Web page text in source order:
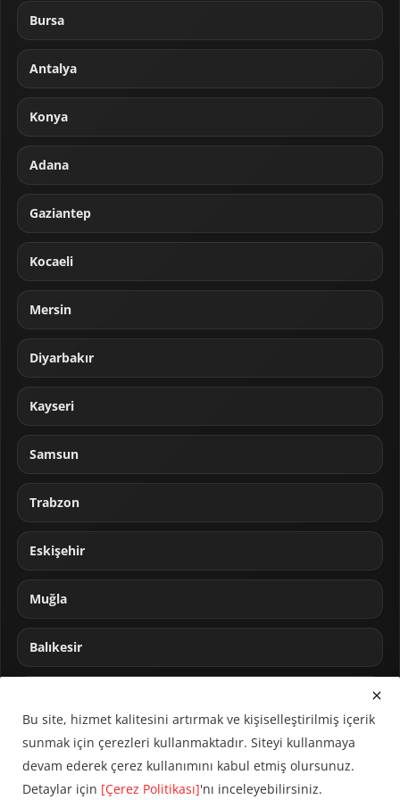
Bursa
Antalya
Konya
Adana
Gaziantep
Kocaeli
Mersin
Diyarbakır
Kayseri
Samsun
Trabzon
Eskişehir
Muğla
Balıkesir
Bu site, hizmet kalitesini artırmak ve kişiselleştirilmiş içerik
sunmak için çerezleri kullanmaktadır. Siteyi kullanmaya
devam ederek çerez kullanımını kabul etmiş olursunuz.
Detaylar için [Çerez Politikası]'nı inceleyebilirsiniz.